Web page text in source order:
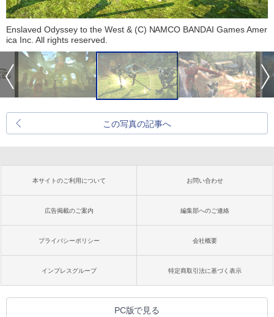
Enslaved Odyssey to the West & (C) NAMCO BANDAI Games Amer
ica Inc. All rights reserved.
この写真の記事へ
本サイトのご利用について お問い合わせ
広告掲載のご案内 編集部へのご連絡
プライバシーポリシー 会社概要
インプレスグループ 特定商取引法に基づく表示
PC版で見る